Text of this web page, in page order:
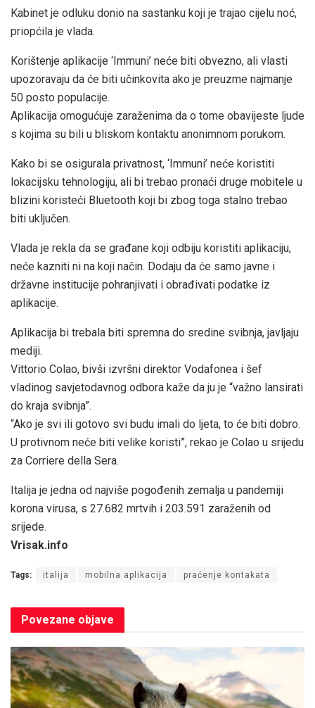
Kabinet je odluku donio na sastanku koji je trajao cijelu noć,
priopćila je vlada.
Korištenje aplikacije ‘Immuni’ neće biti obvezno, ali vlasti
upozoravaju da će biti učinkovita ako je preuzme najmanje
50 posto populacije.
Aplikacija omogućuje zaraženima da o tome obavijeste ljude
s kojima su bili u bliskom kontaktu anonimnom porukom.
Kako bi se osigurala privatnost, ‘Immuni’ neće koristiti
lokacijsku tehnologiju, ali bi trebao pronaći druge mobitele u
blizini koristeći Bluetooth koji bi zbog toga stalno trebao
biti uključen.
Vlada je rekla da se građane koji odbiju koristiti aplikaciju,
neće kazniti ni na koji način. Dodaju da će samo javne i
državne institucije pohranjivati i obrađivati podatke iz
aplikacije.
Aplikacija bi trebala biti spremna do sredine svibnja, javljaju
mediji.
Vittorio Colao, bivši izvršni direktor Vodafonea i šef
vladinog savjetodavnog odbora kaže da ju je “važno lansirati
do kraja svibnja”.
“Ako je svi ili gotovo svi budu imali do ljeta, to će biti dobro.
U protivnom neće biti velike koristi”, rekao je Colao u srijedu
za Corriere della Sera.
Italija je jedna od najviše pogođenih zemalja u pandemiji
korona virusa, s 27.682 mrtvih i 203.591 zaraženih od
srijede.
Vrisak.info
Tags: italija mobilna aplikacija praćenje kontakata
Povezane objave